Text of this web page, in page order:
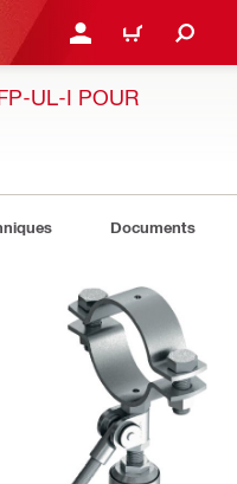
SE CONNECTER OU
PANIER
UL-I POUR
Documents